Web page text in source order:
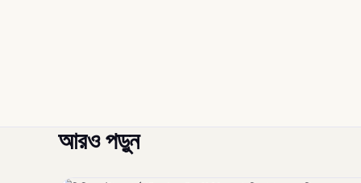
আরও পড়ুন